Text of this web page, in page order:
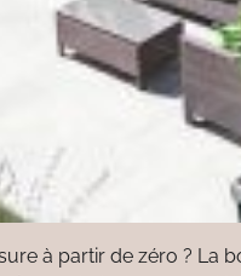
à partir de zéro ? La